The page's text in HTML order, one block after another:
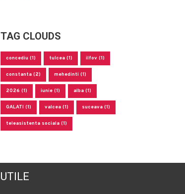
TAG CLOUDS
concediu (1) tulcea (1) ilfov (1)
constanta (2) mehedinti (1)
2026 (1) iunie (1) alba (1)
GALATI (1) valcea (1) suceava (1)
teleasistenta sociala (1)
UTILE